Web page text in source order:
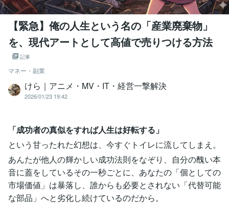
【緊急】俺の人生という名の「産業廃棄物」
を、現代アートとして高値で売りつける方法
記事
マネー・副業
けら｜アニメ・MV・IT・経営一撃解決
2026/01/23 19:42
「成功者の真似をすれば人生は好転する」
という甘ったれた幻想は、今すぐトイレに流してしまえ。
あんたが他人の輝かしい成功法則をなぞり、自分の醜い本
音に蓋をしているその一秒ごとに、あなたの「個としての
市場価値」は暴落し、誰からも必要とされない「代替可能
な部品」へと劣化し続けているのだから。